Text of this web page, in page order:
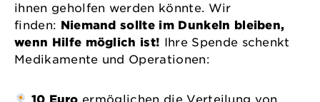
ihnen geholfen werden könnte. Wir
finden: Niemand sollte im Dunkeln bleiben,
wenn Hilfe möglich ist! Ihre Spende schenkt
Medikamente und Operationen: